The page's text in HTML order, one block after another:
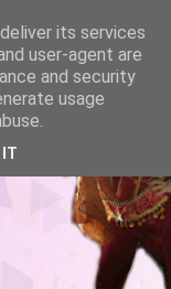
its services
user-agent are
and security
usage
IT